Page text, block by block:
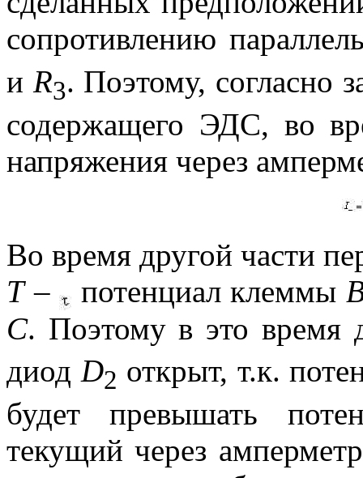
сопротивлению
и R3. Поэтому, согласно
содержащего ЭДС, во
напряжения через
Во время другой части
T– потенциал клеммы
С. Поэтому в это время
диод D2 открыт, т.к.
будет превышать
текущий через